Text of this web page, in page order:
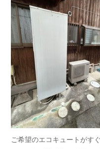
ご希望のエコキュートがす